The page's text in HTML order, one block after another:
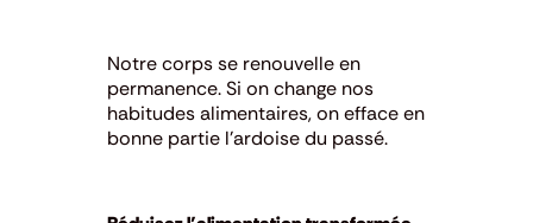
Notre corps se renouvelle en
permanence. Si on change nos
habitudes alimentaires, on efface en
bonne partie l’ardoise du passé.